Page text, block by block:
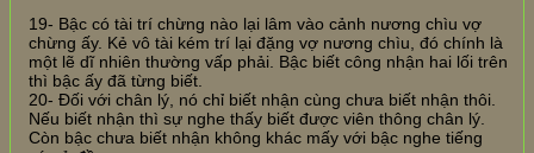
19- Bậc có tài trí chừng nào lại lâm vào cảnh nương chìu vợ
chừng ấy. Kẻ vô tài kém trí lại đặng vợ nương chìu, đó chính là
một lẽ dĩ nhiên thường vấp phải. Bậc biết công nhận hai lối trên
thì bậc ấy đã từng biết.
20- Đối với chân lý, nó chỉ biết nhận cùng chưa biết nhận thôi.
Nếu biết nhận thì sự nghe thấy biết được viên thông chân lý.
Còn bậc chưa biết nhận không khác mấy với bậc nghe tiếng